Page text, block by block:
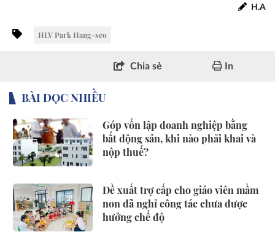
H.A
HLV Park Hang-seo
Chia sẻ In
BÀI ĐỌC NHIỀU
Góp vốn lập doanh nghiệp bằng
bất động sản, khi nào phải khai và
nộp thuế?
Đề xuất trợ cấp cho giáo viên mầm
non đã nghỉ công tác chưa được
hưởng chế độ